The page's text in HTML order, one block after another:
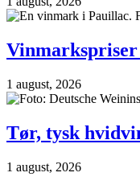
1 august, 2026
Tør, tysk
1 august, 2026